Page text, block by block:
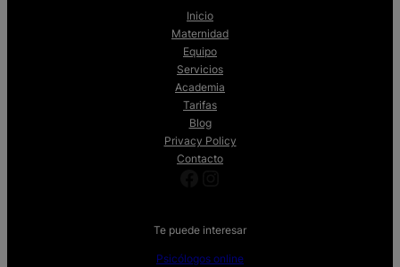
Inicio
Maternidad
Equipo
Servicios
Academia
Tarifas
Blog
Privacy Policy
Contacto
Te puede interesar
Psicólogos online